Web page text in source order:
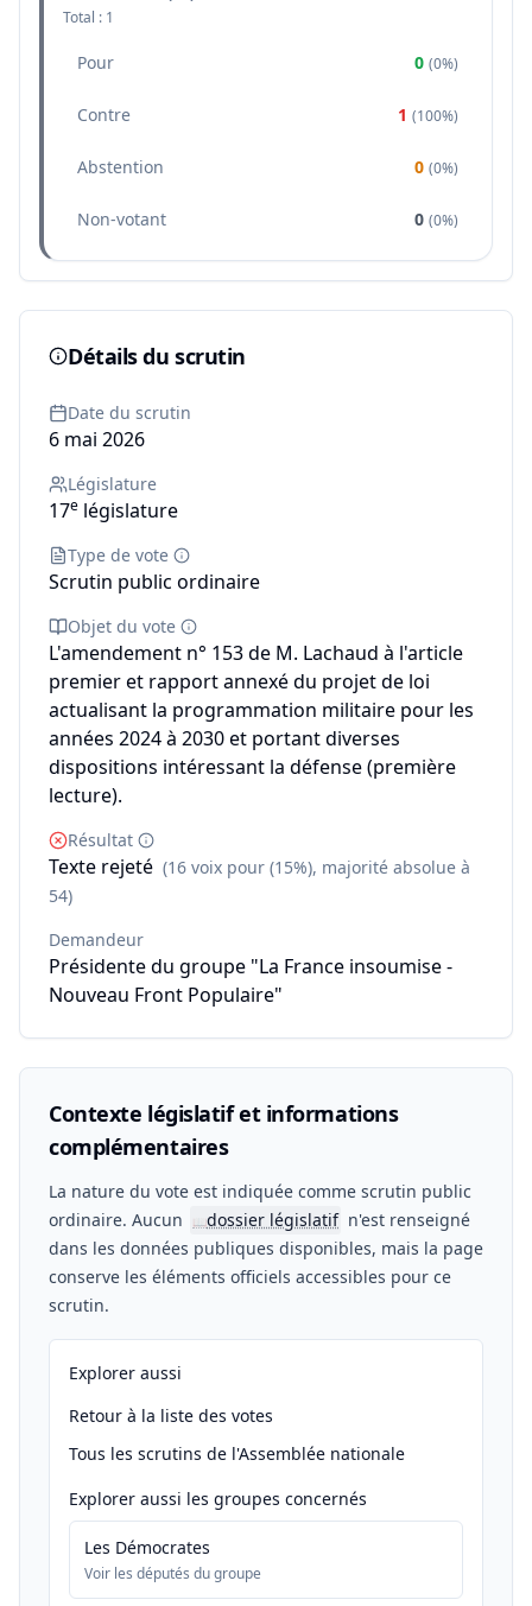
Total : 1
Pour 0 (0%)
Contre 1 (100%)
Abstention 0 (0%)
Non-votant 0 (0%)
Détails du scrutin
Date du scrutin
6 mai 2026
Législature
17e législature
Type de vote
Scrutin public ordinaire
Objet du vote
L'amendement n° 153 de M. Lachaud à l'article
premier et rapport annexé du projet de loi
actualisant la programmation militaire pour les
années 2024 à 2030 et portant diverses
dispositions intéressant la défense (première
lecture).
Résultat
Texte rejeté (16 voix pour (15%), majorité absolue à
54)
Demandeur
Présidente du groupe "La France insoumise -
Nouveau Front Populaire"
Contexte législatif et informations
complémentaires
La nature du vote est indiquée comme scrutin public
ordinaire. Aucun
📖dossier législatif n'est renseigné
dans les données publiques disponibles, mais la page
conserve les éléments officiels accessibles pour ce
scrutin.
Explorer aussi
Retour à la liste des votes
Tous les scrutins de l'Assemblée nationale
Explorer aussi les groupes concernés
Les Démocrates
Voir les députés du groupe